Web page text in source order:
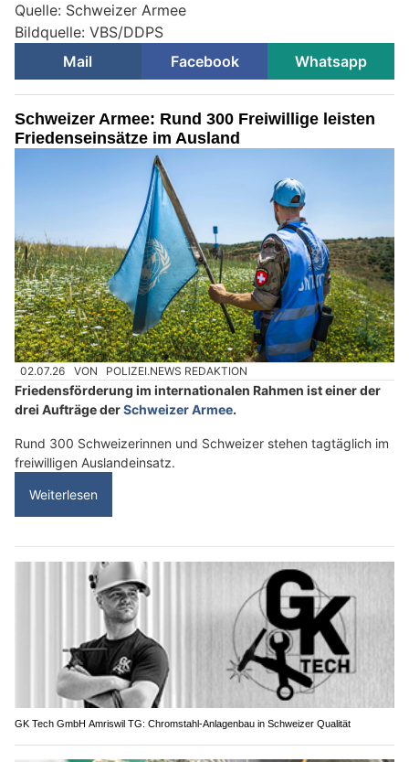
Quelle: Schweizer Armee
Bildquelle: VBS/DDPS
Mail
Facebook Whatsapp
Schweizer Armee: Rund 300 Freiwillige leisten
Friedenseinsätze im Ausland
02.07.26 VON POLIZEI.NEWS REDAKTION
Friedensförderung im internationalen Rahmen ist einer der
drei Aufträge derSchweizer Armee.
Rund 300 Schweizerinnen und Schweizer stehen tagtäglich im
freiwilligen Auslandeinsatz.
Weiterlesen
GK Tech GmbH Amriswil TG: Chromstahl-Anlagenbau in Schweizer Qualität